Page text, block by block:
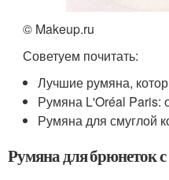
© Makeup.ru
Советуем почитать:
Лучшие румяна,
Румяна L'Oréal Paris:
Румяна для смуглой
Румяна для брюнеток